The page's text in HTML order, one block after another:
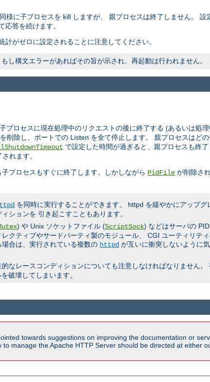
様に子プロセスを kill しますが、 親プロセスは終了しません。
応答を続けます。
計がゼロに設定されることに注意してください。
し構文エラーがあればその旨が示され、再起動は行われません。
プロセスに現在処理中のリクエストの後に終了する (あるいは処
を削除し、ポートでの Listen を全て停止します。 親プロセスはど
で設定した時間が過ぎると、親プロセスも終
れます。
プロセスもすぐに終了します。しかしながら PidFile が削除さ
を同時に実行することができます。 httpd を緩やかにアップグ
ションを 引き起こすこともあります。
) や Unix ソケットファイル (ScriptSock) などはサーバの
クティブやサードパーティ製のモジュール、 CGI ユーティリテ
合は、実行されている複数の httpd が互いに衝突しないように
なレースコンディションについても注意しなければなりません。
破壊してしまいます。
towards suggestions on improving the documentation or
manage the Apache HTTP Server should be directed at either